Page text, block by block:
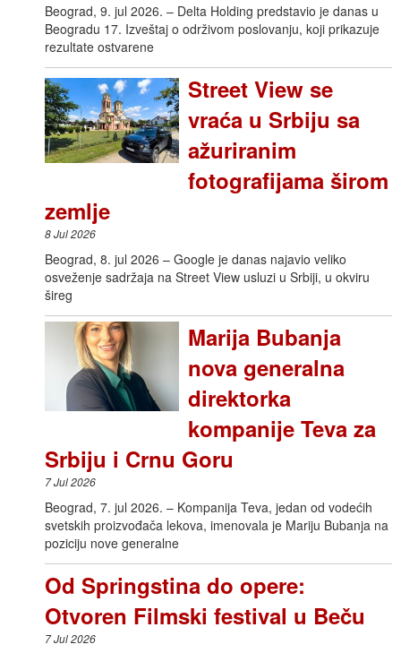
Beograd, 9. jul 2026. – Delta Holding predstavio je danas u
Beogradu 17. Izveštaj o održivom poslovanju, koji prikazuje
rezultate ostvarene
Street View se
vraća u Srbiju sa
ažuriranim
fotografijama širom
zemlje
8 Jul 2026
Beograd, 8. jul 2026 – Google je danas najavio veliko
osveženje sadržaja na Street View usluzi u Srbiji, u okviru
šireg
Marija Bubanja
nova generalna
direktorka
kompanije Teva za
Srbiju i Crnu Goru
7 Jul 2026
Beograd, 7. jul 2026. – Kompanija Teva, jedan od vodećih
svetskih proizvođača lekova, imenovala je Mariju Bubanja na
poziciju nove generalne
Od Springstina do opere:
Otvoren Filmski festival u Beču
7 Jul 2026